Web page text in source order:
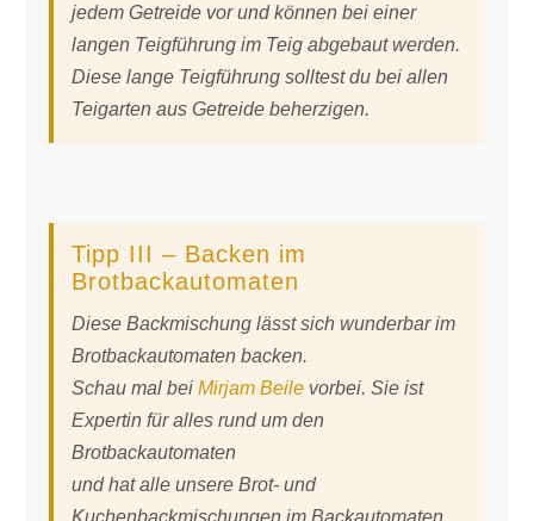
jedem Getreide vor und können bei einer
langen Teigführung im Teig abgebaut werden.
Diese lange Teigführung solltest du bei allen
Teigarten aus Getreide beherzigen.
Tipp III – Backen im
Brotbackautomaten
Diese Backmischung lässt sich wunderbar im
Brotbackautomaten backen.
Schau mal bei Mirjam Beilevorbei. Sie ist
Expertin für alles rund um den
Brotbackautomaten
und hat alle unsere Brot- und
Kuchenbackmischungen im Backautomaten